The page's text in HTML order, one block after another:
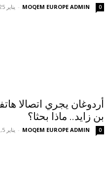
MOQEM EUROPE ADMIN
- يناير 25, 2026 0
أردوغان يجري اتصالا
بن زايد.. ماذا بحثا؟
MOQEM EUROPE ADMIN
- يناير 5, 2026 0